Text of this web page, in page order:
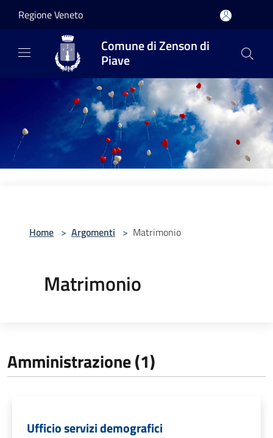
Regione Veneto
Comune di Zenson di
Piave
Home > Argomenti > Matrimonio
Matrimonio
Amministrazione (1)
Ufficio servizi demografici